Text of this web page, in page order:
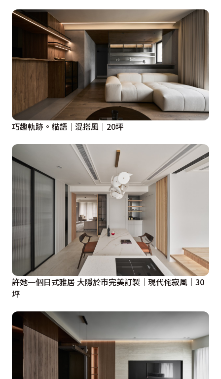
巧趣軌跡。貓語│混搭風│20坪
許她一個日式雅居 大隱於市完美訂製│現代侘寂風│30
坪